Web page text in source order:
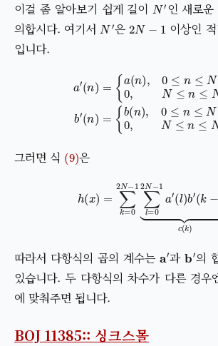
이걸 좀 알아보기 쉽게 길이 인 새로
의합시다. 여기서N′은 N
이상인
입니다.
≤n≤N 10 ,N≤n ≤
≤n≤N 10 ,N≤n ≤
그러면 식 (9)은
−1∑l=0 2N
따라서 다항식의 곱의 계수는 ′과 ′의
있습니다. 두 다항식의 차수가 다른 경
에 맞춰주면 됩니다.
BOJ 11385:: 싱크스몰